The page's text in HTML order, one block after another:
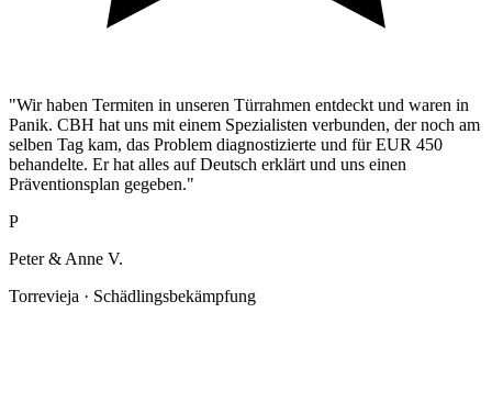
"Wir haben Termiten in unseren Türrahmen entdeckt und waren in
Panik. CBH hat uns mit einem Spezialisten verbunden, der noch am
selben Tag kam, das Problem diagnostizierte und für EUR 450
behandelte. Er hat alles auf Deutsch erklärt und uns einen
Präventionsplan gegeben."
P
Peter & Anne V.
Torrevieja · Schädlingsbekämpfung